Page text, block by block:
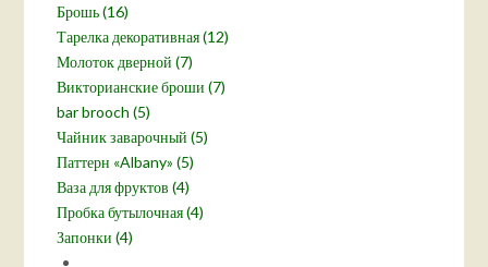
Брошь (16)
Тарелка декоративная (12)
Молоток дверной (7)
Викторианские броши (7)
bar brooch (5)
Чайник заварочный (5)
Паттерн «Albany» (5)
Ваза для фруктов (4)
Пробка бутылочная (4)
Запонки (4)